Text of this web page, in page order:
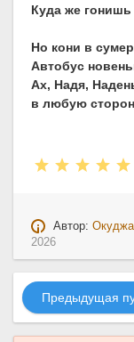
Куда же
Но кони в
Автобус
Ах, Надя,
в любую
Автор:
2026
Предыдущая